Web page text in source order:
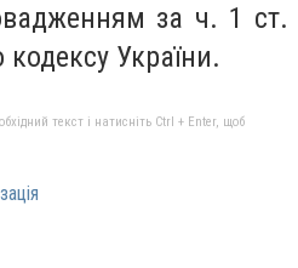
за ч. 1 ст.
України.
текст і натисніть Ctrl + Enter, щоб